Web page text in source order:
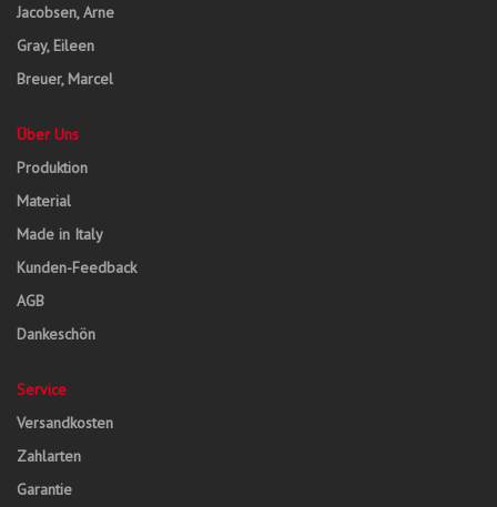
Jacobsen, Arne
Gray, Eileen
Breuer, Marcel
Über Uns
Produktion
Material
Made in Italy
Kunden-Feedback
AGB
Dankeschön
Service
Versandkosten
Zahlarten
Garantie